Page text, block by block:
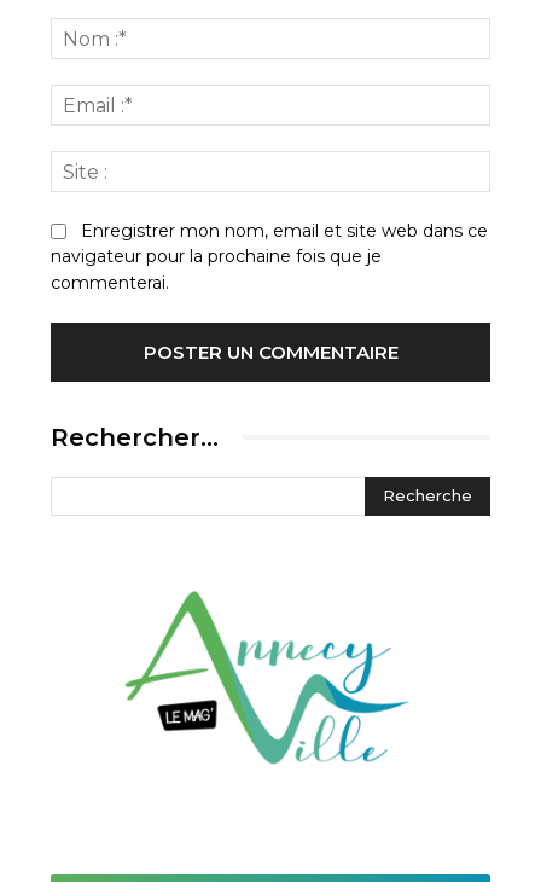
:*
:*
:
Enregistrer mon nom, email et site web dans ce
navigateur pour la prochaine fois que je
commenterai.
Rechercher…